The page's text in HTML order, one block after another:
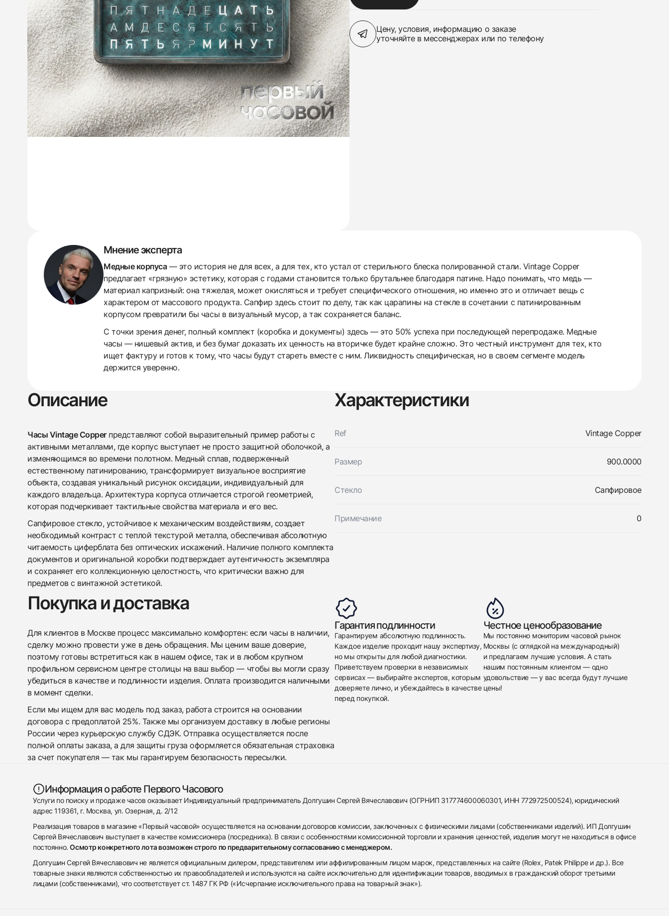
438
285
145
142
205
204
195
150
6
Цену, условия, информацию о заказе
уточняйте в мессенджерах или по телефону
Мнение эксперта
Медные корпуса— это история не для всех, а для тех, кто устал от стерильного блеска полированной стали. Vintage Copper
предлагает «грязную» эстетику, которая с годами становится только брутальнее благодаря патине. Надо понимать, что медь —
материал капризный: она тяжелая, может окисляться и требует специфического отношения, но именно это и отличает вещь с
характером от массового продукта. Сапфир здесь стоит по делу, так как царапины на стекле в сочетании с патинированным
корпусом превратили бы часы в визуальный мусор, а так сохраняется баланс.
С точки зрения денег, полный комплект (коробка и документы) здесь — это 50% успеха при последующей перепродаже. Медные
часы — нишевый актив, и без бумаг доказать их ценность на вторичке будет крайне сложно. Это честный инструмент для тех, кто
ищет фактуру и готов к тому, что часы будут стареть вместе с ним. Ликвидность специфическая, но в своем сегменте модель
держится уверенно.
Описание
Часы Vintage Copperпредставляют собой выразительный пример работы с
активными металлами, где корпус выступает не просто защитной оболочкой, а
изменяющимся во времени полотном. Медный сплав, подверженный
естественному патинированию, трансформирует визуальное восприятие
объекта, создавая уникальный рисунок оксидации, индивидуальный для
каждого владельца. Архитектура корпуса отличается строгой геометрией,
которая подчеркивает тактильные свойства материала и его вес.
Сапфировое стекло, устойчивое к механическим воздействиям, создает
необходимый контраст с теплой текстурой металла, обеспечивая абсолютную
читаемость циферблата без оптических искажений. Наличие полного комплекта
документов и оригинальной коробки подтверждает аутентичность экземпляра
и сохраняет его коллекционную целостность, что критически важно для
предметов с винтажной эстетикой.
Характеристики
Ref Vintage Copper
Размер 900.0000
Стекло Сапфировое
Примечание 0
Покупка и доставка
Для клиентов в Москве процесс максимально комфортен: если часы в наличии,
сделку можно провести уже в день обращения. Мы ценим ваше доверие,
поэтому готовы встретиться как в нашем офисе, так и в любом крупном
профильном сервисном центре столицы на ваш выбор — чтобы вы могли сразу
убедиться в качестве и подлинности изделия. Оплата производится наличными
в момент сделки.
Если мы ищем для вас модель под заказ, работа строится на основании
договора с предоплатой 25%. Также мы организуем доставку в любые регионы
России через курьерскую службу СДЭК. Отправка осуществляется после
полной оплаты заказа, а для защиты груза оформляется обязательная страховка
за счет покупателя — так мы гарантируем безопасность пересылки.
Гарантия подлинности
Гарантируем абсолютную подлинность.
Каждое изделие проходит нашу экспертизу,
но мы открыты для любой диагностики.
Приветствуем проверки в независимых
сервисах — выбирайте экспертов, которым
доверяете лично, и убеждайтесь в качестве
перед покупкой.
Честное ценообразование
Мы постоянно мониторим часовой рынок
Москвы (с оглядкой на международный)
и предлагаем лучшие условия. А стать
нашим постоянным клиентом — одно
удовольствие — у вас всегда будут лучшие
цены!
Информация о работе Первого Часового
Услуги по поиску и продаже часов оказывает Индивидуальный предприниматель Долгушин Сергей Вячеславович (ОГРНИП 317774600060301, ИНН 772972500524), юридический
адрес 119361, г. Москва, ул. Озерная, д. 2/12
Реализация товаров в магазине «Первый часовой» осуществляется на основании договоров комиссии, заключенных с физическими лицами (собственниками изделий). ИП Долгушин
Сергей Вячеславович выступает в качестве комиссионера (посредника). В связи с особенностями комиссионной торговли и хранения ценностей, изделия могут не находиться в офисе
постоянно.Осмотр конкретного лота возможен строго по предварительному согласованию с менеджером.
Долгушин Сергей Вячеславович не является официальным дилером, представителем или аффилированным лицом марок, представленных на сайте (Rolex, Patek Philippe и др.). Все
товарные знаки являются собственностью их правообладателей и используются на сайте исключительно для идентификации товаров, вводимых в гражданский оборот третьими
лицами (собственниками), что соответствует ст. 1487 ГК РФ («Исчерпание исключительного права на товарный знак»).
Заказать эти часы
вами
Bovet
Large Vintage Copper
Коробка + Документы
$11,850
Оставьте ваши контактные данные и мы свяжемся с
Large Vintage Copper
НовыеКоробка + Документы
$11,850
Приложите фото ваших часов…